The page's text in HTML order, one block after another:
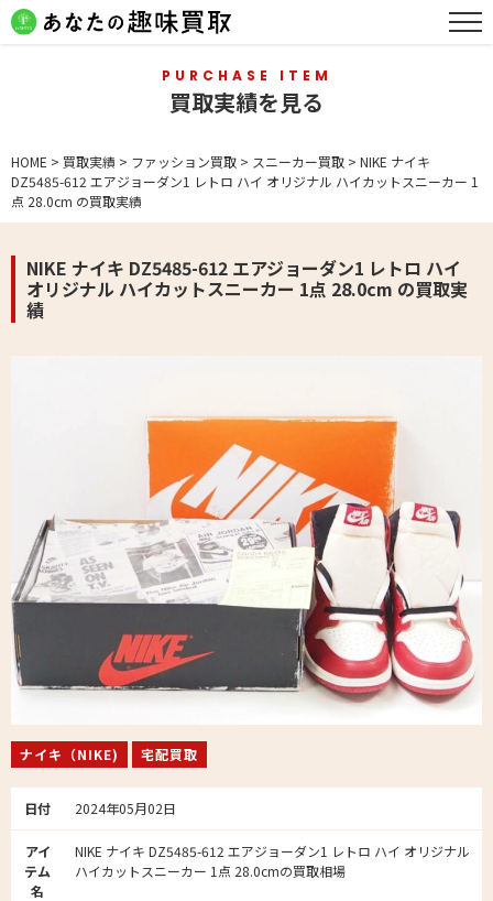
PURCHASE ITEM
買取実績を見る
HOME > 買取実績 > ファッション買取 > スニーカー買取 > NIKE ナイキ
DZ5485-612 エアジョーダン1 レトロ ハイ オリジナル ハイカットスニーカー 1
点 28.0cm の買取実績
NIKE ナイキ DZ5485-612 エアジョーダン1 レトロ ハイ
オリジナル ハイカットスニーカー 1点 28.0cm の買取実
績
ナイキ（NIKE) 宅配買取
日付 2024年05月02日
アイ
テム
名
NIKE ナイキ DZ5485-612 エアジョーダン1 レトロ ハイ オリジナル
ハイカットスニーカー 1点 28.0cmの買取相場